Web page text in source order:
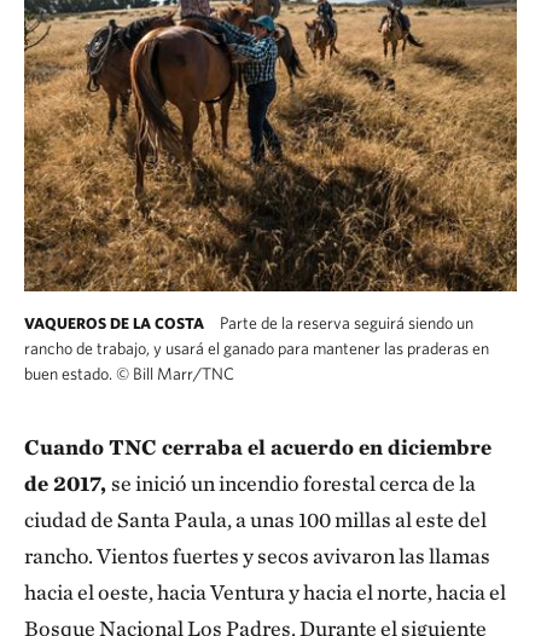
VAQUEROS DE LA COSTA
Parte de la reserva seguirá siendo un
rancho de trabajo, y usará el ganado para mantener las praderas en
buen estado. © Bill Marr/TNC
Cuando TNC cerraba el acuerdo en diciembre
de 2017, se inició un incendio forestal cerca de la
ciudad de Santa Paula, a unas 100 millas al este del
rancho. Vientos fuertes y secos avivaron las llamas
hacia el oeste, hacia Ventura y hacia el norte, hacia el
Bosque Nacional Los Padres. Durante el siguiente